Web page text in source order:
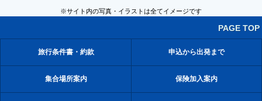
PAGE TOP
※サイト内の写真・イラストは全てイメージです
旅行条件書・約款 申込から出発まで
集合場所案内 保険加入案内